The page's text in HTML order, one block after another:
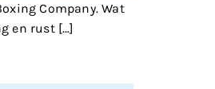
Company. Wat
en rust […]